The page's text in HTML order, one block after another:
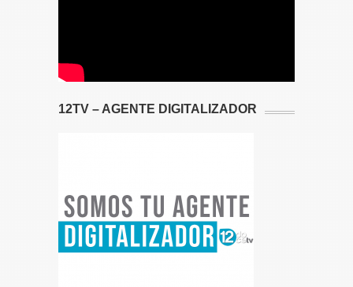
12TV – AGENTE DIGITALIZADOR